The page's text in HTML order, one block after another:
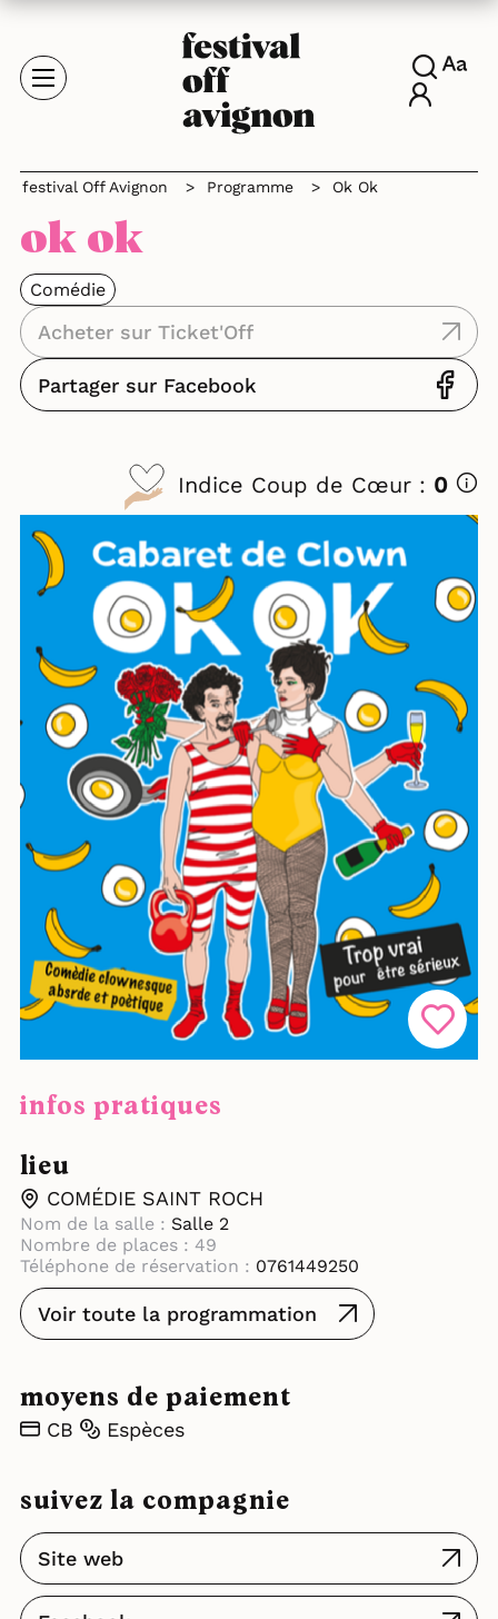
festival Off Avignon > Programme > Ok Ok
ok ok
Comédie
Acheter sur Ticket'Off
Partager sur Facebook
Indice Coup de Cœur : 0
infos pratiques
lieu
COMÉDIE SAINT ROCH
Nom de la salle : Salle 2
Nombre de places : 49
Téléphone de réservation : 0761449250
Voir toute la programmation
moyens de paiement
CB Espèces
suivez la compagnie
Site web